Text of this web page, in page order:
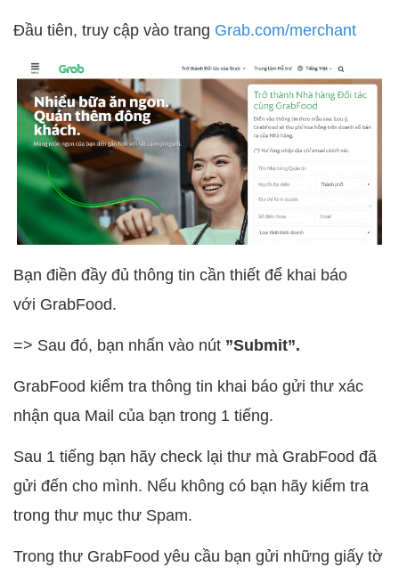
Đầu tiên, truy cập vào trang Grab.com/merchant
Bạn điền đầy đủ thông tin cần thiết để khai báo
với GrabFood.
=> Sau đó, bạn nhấn vào nút ”Submit”.
GrabFood kiểm tra thông tin khai báo gửi thư xác
nhận qua Mail của bạn trong 1 tiếng.
Sau 1 tiếng bạn hãy check lại thư mà GrabFood đã
gửi đến cho mình. Nếu không có bạn hãy kiểm tra
trong thư mục thư Spam.
Trong thư GrabFood yêu cầu bạn gửi những giấy tờ